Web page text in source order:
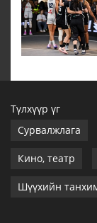
Түлхүүр үг
Сурвалжлага
Кино, театр
Шүүхийн